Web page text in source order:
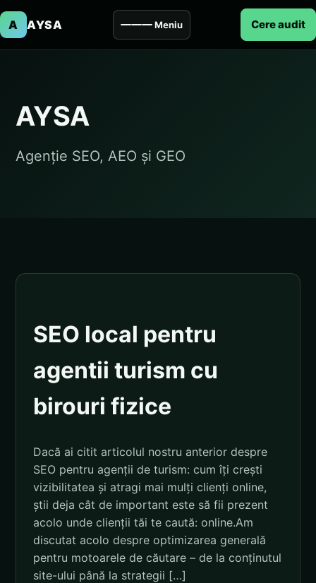
A AYSA Meniu Cere audit
AYSA
Agenție SEO, AEO și GEO
SEO local pentru
agentii turism cu
birouri fizice
Dacă ai citit articolul nostru anterior despre
SEO pentru agenții de turism: cum îți crești
vizibilitatea și atragi mai mulți clienți online,
știi deja cât de important este să fii prezent
acolo unde clienții tăi te caută: online.Am
discutat acolo despre optimizarea generală
pentru motoarele de căutare – de la conținutul
site-ului până la strategii […]